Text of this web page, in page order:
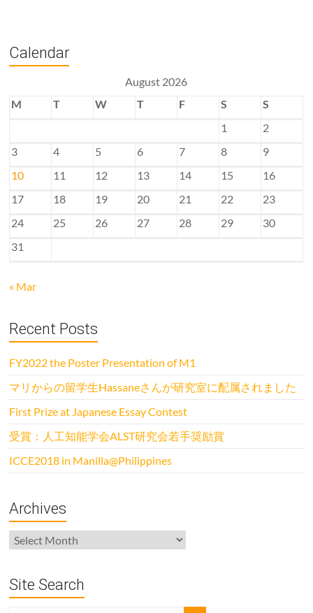
Calendar
August 2026
M
T W T F S
S
1
2
3
4 5 6 7 8
9
10
11 12 13 14 15
16
17
18 19 20 21 22
23
24
25 26 27 28 29
30
31
« Mar
Recent Posts
FY2022 the Poster Presentation of M1
マリからの留学生Hassaneさんが研究室に配属されました
First Prize at Japanese Essay Contest
受賞：人工知能学会ALST研究会若手奨励賞
ICCE2018 in Manilla@Philippines
Archives
Archives
Site Search